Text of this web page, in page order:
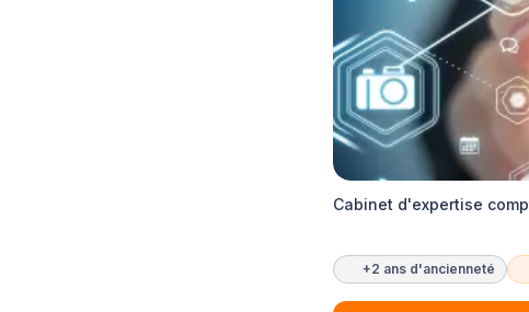
Cabinet d'expertise
+2 ans d'ancienneté